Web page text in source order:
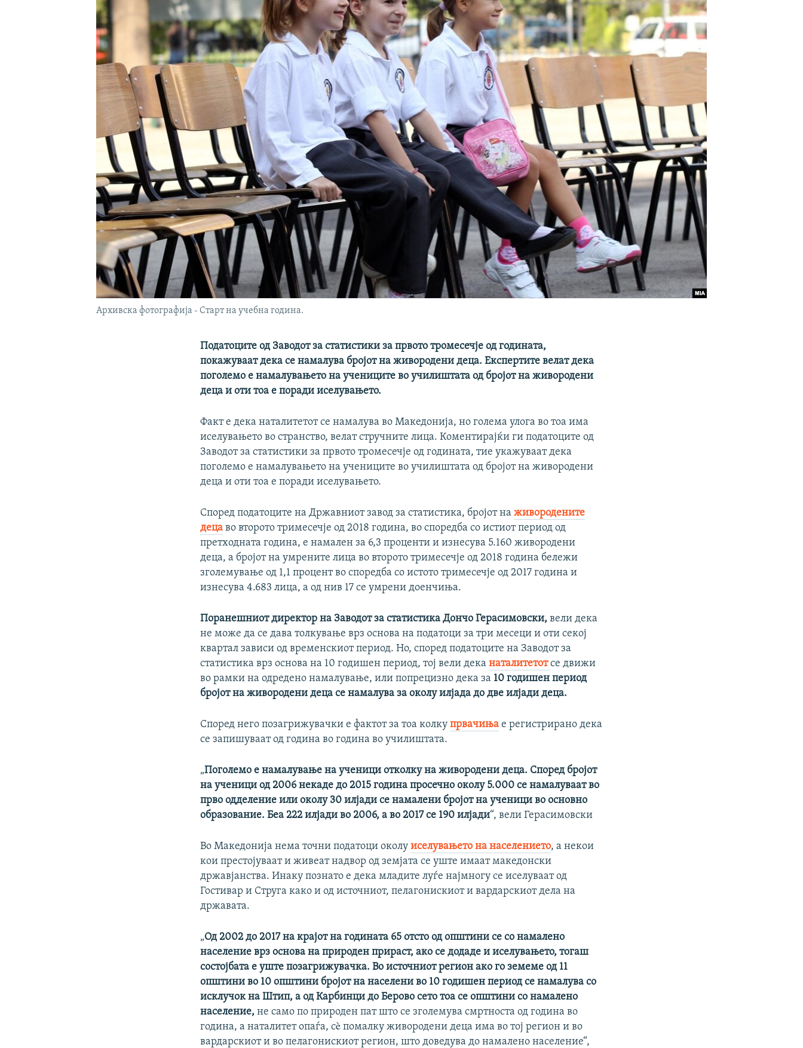
Архивска фотографија - Старт на учебна година.
Податоците од Заводот за статистики за првото тромесечје од годината,
покажуваат дека се намалува бројот на живородени деца. Експертите велат дека
поголемо е намалувањето на учениците во училиштата од бројот на живородени
деца и оти тоа е поради иселувањето.
Факт е дека наталитетот се намалува во Македонија, но голема улога во тоа има
иселувањето во странство, велат стручните лица. Коментирајќи ги податоците од
Заводот за статистики за првото тромесечје од годината, тие укажуваат дека
поголемо е намалувањето на учениците во училиштата од бројот на живородени
деца и оти тоа е поради иселувањето.
Според податоците на Државниот завод за статистика, бројот наживородените
деца во второто тримесечје од 2018 година, во споредба со истиот период од
претходната година, е намален за 6,3 проценти и изнесува 5.160 живородени
деца, а бројот на умрените лица во второто тримесечје од 2018 година бележи
зголемување од 1,1 процент во споредба со истото тримесечје од 2017 година и
изнесува 4.683 лицa, а од нив 17 се умрени доенчиња.
Поранешниот директор на Заводот за статистика Дончо Герасимовски, вели дека
не може да се дава толкување врз основа на податоци за три месеци и оти секој
квартал зависи од временскиот период. Но, според податоците на Заводот за
статистика врз основа на 10 годишен период, тој вели деканаталитетот се движи
во рамки на одредено намалување, или попрецизно дека за 10 годишен период
бројот на живородени деца се намалува за околу илјада до две илјади деца.
Според него позагрижувачки е фактот за тоа колкупрвачиња е регистрирано дека
се запишуваат од година во година во училиштата.
„Поголемо е намалување на ученици отколку на живородени деца. Според бројот
на ученици од 2006 некаде до 2015 година просечно околу 5.000 се намалуваат во
прво одделение или околу 30 илјади се намалени бројот на ученици во основно
образование. Беа 222 илјади во 2006, а во 2017 се 190 илјади“, вели Герасимовски
Во Македонија нема точни податоци околуиселувањето на населението, а некои
кои престојуваат и живеат надвор од земјата се уште имаат македонски
државјанства. Инаку познато е дека младите луѓе најмногу се иселуваат од
Гостивар и Струга како и од источниот, пелагонискиот и вардарскиот дела на
државата.
„Од 2002 до 2017 на крајот на годината 65 отсто од општини се со намалено
население врз основа на природен прираст, ако се додаде и иселувањето, тогаш
состојбата е уште позагрижувачка. Во источниот регион ако го земеме од 11
општини во 10 општини бројот на населени во 10 годишен период се намалува со
исклучок на Штип, а од Карбинци до Берово сето тоа се општини со намалено
население, не само по природен пат што се зголемува смртноста од година во
година, а наталитет опаѓа, сè помалку живородени деца има во тој регион и во
вардарскиот и во пелагонискиот регион, што доведува до намалено население“,